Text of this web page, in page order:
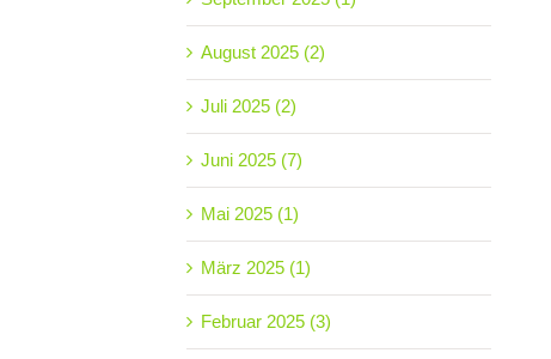
August 2025 (2)
Juli 2025 (2)
Juni 2025 (7)
Mai 2025 (1)
März 2025 (1)
Februar 2025 (3)